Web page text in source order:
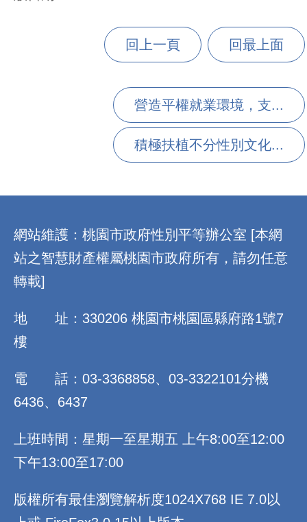
回上一頁 回最上面
營造平權就業環境，支...
積極扶植不分性別文化...
網站維護：桃園市政府性別平等辦公室 [本網
站之智慧財產權屬桃園市政府所有，請勿任意
轉載]
地 址：330206 桃園市桃園區縣府路1號7
樓
電 話：03-3368858、03-3322101分機
6436、6437
上班時間：星期一至星期五 上午8:00至12:00
下午13:00至17:00
版權所有最佳瀏覽解析度1024X768 IE 7.0以